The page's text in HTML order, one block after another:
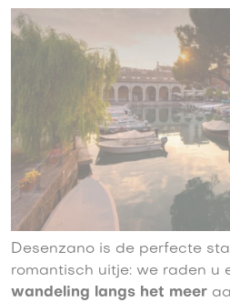
Desenzano is de perfecte
romantisch uitje: we raden u
wandeling langs het meer